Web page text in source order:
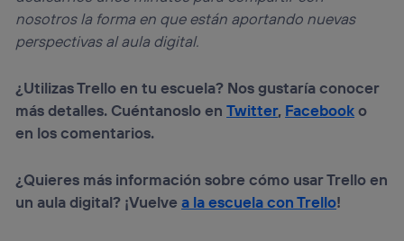
nosotros la forma en que están aportando nuevas
perspectivas al aula digital.
¿Utilizas Trello en tu escuela? Nos gustaría conocer
más detalles. Cuéntanoslo enTwitter, Facebooko
en los comentarios.
¿Quieres más información sobre cómo usar Trello en
un aula digital? ¡Vuelvea la escuela con Trello!